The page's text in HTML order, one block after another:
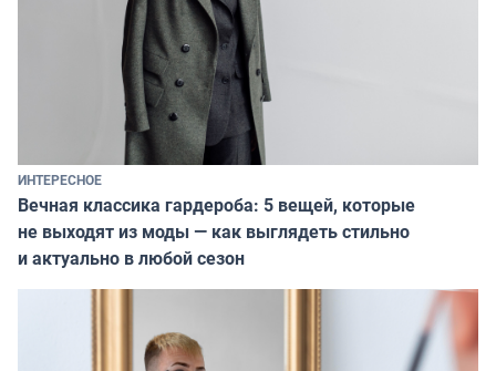
ИНТЕРЕСНОЕ
Вечная классика гардероба: 5 вещей, которые
не выходят из моды — как выглядеть стильно
и актуально в любой сезон